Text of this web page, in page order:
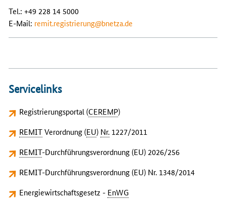
Tel.: +49 228 14 5000
E-Mail: remit.registrierung@bnetza.de
Servicelinks
Registrierungsportal (CEREMP)
REMITVerordnung (EU) Nr.1227/2011
REMIT-Durchführungsverordnung (EU) 2026/256
REMIT-Durchführungsverordnung (EU) Nr. 1348/2014
Energiewirtschaftsgesetz - EnWG